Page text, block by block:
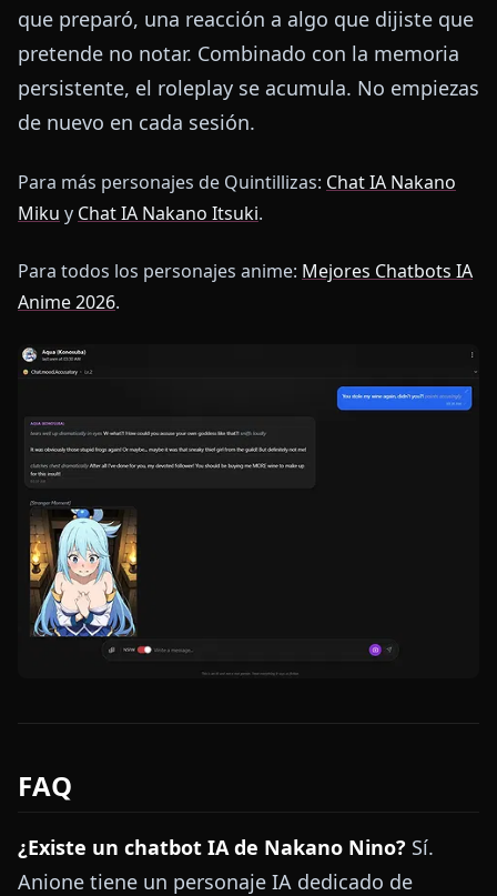
que preparó, una reacción a algo que dijiste que
pretende no notar. Combinado con la memoria
persistente, el roleplay se acumula. No empiezas
de nuevo en cada sesión.
Para más personajes de Quintillizas: Chat IA Nakano
Miku y Chat IA Nakano Itsuki.
Para todos los personajes anime: Mejores Chatbots IA
Anime 2026.
FAQ
¿Existe un chatbot IA de Nakano Nino? Sí.
Anione tiene un personaje IA dedicado de